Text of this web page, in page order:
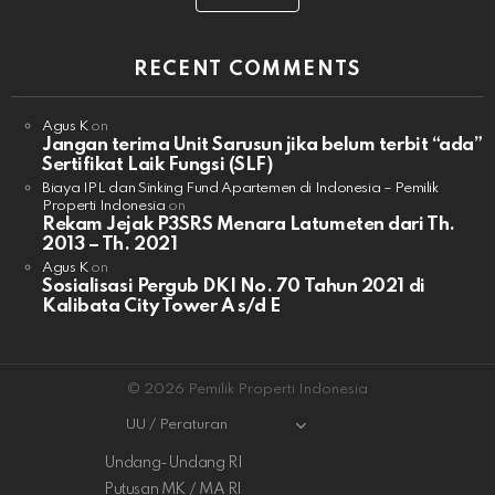
RECENT COMMENTS
Agus Kon
Jangan terima Unit Sarusun jika belum terbit “ada”
Sertifikat Laik Fungsi (SLF)
Biaya IPL dan Sinking Fund Apartemen di Indonesia – Pemilik
Properti Indonesia on
Rekam Jejak P3SRS Menara Latumeten dari Th.
2013 – Th. 2021
Agus Kon
Sosialisasi Pergub DKI No. 70 Tahun 2021 di
Kalibata City Tower A s/d E
© 2026 Pemilik Properti Indonesia
UU / Peraturan
Undang-Undang RI
Putusan MK / MA RI